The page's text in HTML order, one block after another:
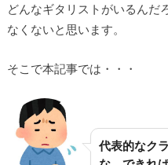
どんなギタリストがいるんだ
なくないと思います。
そこで本記事では・・・
代表的なク